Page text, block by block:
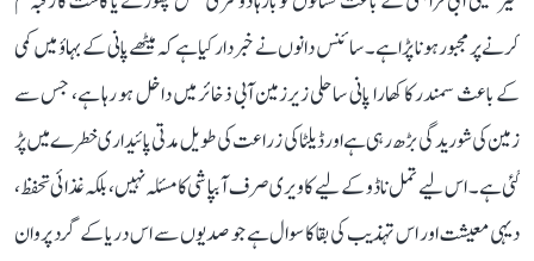
کرنے پر مجبور ہونا پڑا ہے۔ سائنس دانوں نے خبردار کیا ہے کہ میٹھے پانی کے بہاؤ میں کمی
کے باعث سمندر کا کھارا پانی ساحلی زیرزمین آبی ذخائر میں داخل ہو رہا ہے، جس سے
زمین کی شوریدگی بڑھ رہی ہے اور ڈیلٹا کی زراعت کی طویل مدتی پائیداری خطرے میں پڑ
گئی ہے۔ اس لیے تمل ناڈو کے لیے کاویری صرف آبپاشی کا مسئلہ نہیں، بلکہ غذائی تحفظ،
دیہی معیشت اور اس تہذیب کی بقا کا سوال ہے جو صدیوں سے اس دریا کے گرد پروان